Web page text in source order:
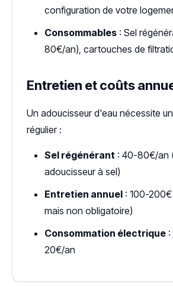
configuration de votre
Consommables : Sel
80€/an), cartouches de
Entretien et coûts
Un adoucisseur d'eau nécessite
régulier :
Sel régénérant : 40-80€/an
adoucisseur à sel)
Entretien annuel : 100-
mais non obligatoire)
Consommation électrique
20€/an